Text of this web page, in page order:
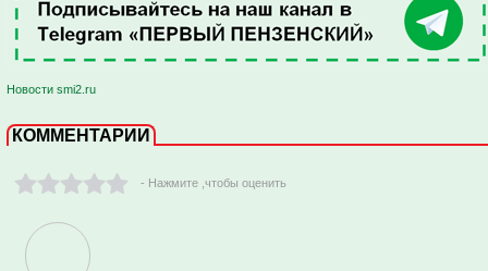
Новости smi2.ru
КОММЕНТАРИИ
- Нажмите ,чтобы оценить